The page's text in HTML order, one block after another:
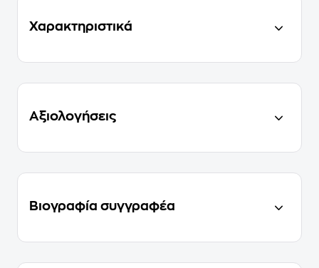
Χαρακτηριστικά
Αξιολογήσεις
Βιογραφία συγγραφέα